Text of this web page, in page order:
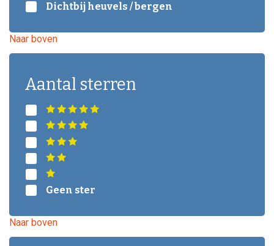
Dichtbij heuvels / bergen
Naar boven
Aantal sterren
Geen ster
Naar boven